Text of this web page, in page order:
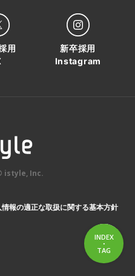
INDEX
TAG
INDEX
・
TAG
用
新卒採用
Instagram
istyle, Inc.
報の適正な取扱に関する基本方針